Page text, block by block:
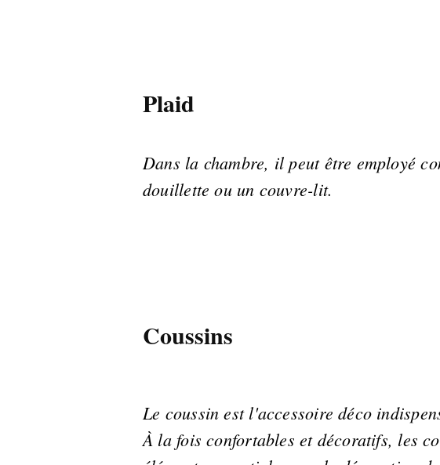
Plaid
Dans la chambre, il peut être employé
douillette ou un couvre-lit.
Coussins
Le coussin est l'accessoire déco
À la fois confortables et décoratifs, les